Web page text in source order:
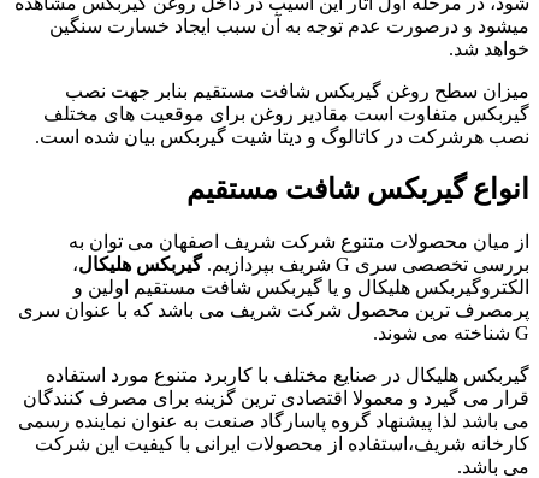
میشود و درصورت عدم توجه به آن سبب ایجاد خسارت سنگین
خواهد شد.
میزان سطح روغن گیربکس شافت مستقیم بنابر جهت نصب
گیربکس متفاوت است مقادیر روغن برای موقعیت های مختلف
نصب هرشرکت در کاتالوگ و دیتا شیت گیربکس بیان شده است.
انواع گیربکس شافت مستقیم
از میان محصولات متنوع شرکت شریف اصفهان می توان به
بررسی تخصصی سری G شریف بپردازیم.
گیربکس هلیکال،
الکتروگیربکس هلیکال و یا گیربکس شافت مستقیم اولین و
پرمصرف ترین محصول شرکت شریف می باشد که با عنوان سری
G شناخته می شوند.
گیربکس هلیکال در صنایع مختلف با کاربرد متنوع مورد استفاده
قرار می گیرد و معمولا اقتصادی ترین گزینه برای مصرف کنندگان
می باشد لذا پیشنهاد گروه پاسارگاد صنعت به عنوان نماینده رسمی
کارخانه شریف،استفاده از محصولات ایرانی با کیفیت این شرکت
می باشد.